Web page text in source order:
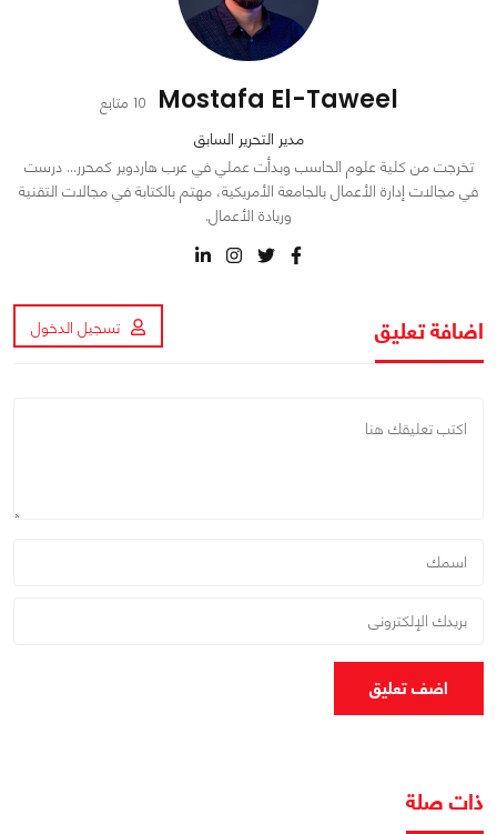
Mostafa El-Taweel 10 متابع
مدير التحرير السابق
تخرجت من كلية علوم الحاسب وبدأت عملي في عرب هاردوير كمحرر… درست
في مجالات إدارة الأعمال بالجامعة الأمريكية، مهتم بالكتابة في مجالات التقنية
وريادة الأعمال.
اضافة تعليق تسجيل الدخول
اضف تعليق
ذات صلة